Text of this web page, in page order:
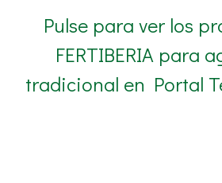
Pulse para ver los
FERTIBERIA para
tradicional en Portal